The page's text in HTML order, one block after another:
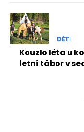
DĚTI
Kouzlo léta u
letní tábor v